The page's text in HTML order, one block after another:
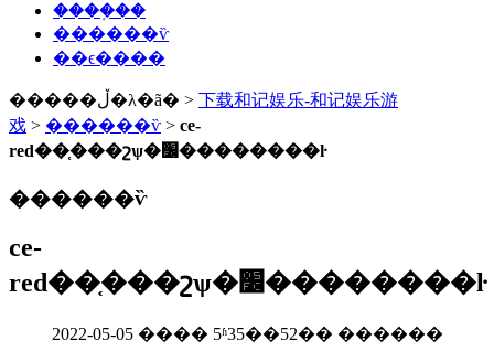
����֤��
������ѷ
��ϵ����
�����ڵ�λ�ã� > 下载和记娱乐-和记娱乐游
戏 > ������ѷ> ce-
red��֤���շѱ�׼��������ŀ
������ѷ
ce-
red��֤���շѱ�׼��������ŀ
2022-05-05 ���� 5ʱ35��52�� ������